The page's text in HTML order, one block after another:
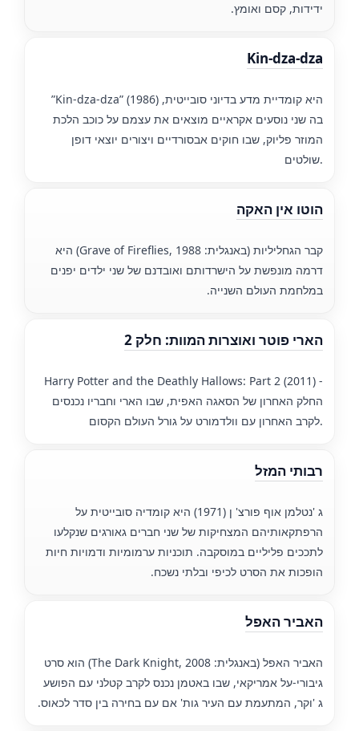
ידידות, קסם ואומץ.
Kin-dza-dza
”Kin-dza-dza” (1986) היא קומדיית מדע בדיוני סובייטית,
בה שני נוסעים אקראיים מוצאים את עצמם על כוכב הלכת
המוזר פליוק, שבו חוקים אבסורדיים ויצורים יוצאי דופן
שולטים.
הוטו אין האקה
קבר הגחליליות (באנגלית: Grave of Fireflies, 1988) היא
דרמה מונפשת על הישרדותם ואובדנם של שני ילדים יפנים
במלחמת העולם השנייה.
הארי פוטר ואוצרות המוות: חלק 2
Harry Potter and the Deathly Hallows: Part 2 (2011) -
החלק האחרון של הסאגה האפית, שבו הארי וחבריו נכנסים
לקרב האחרון עם וולדמורט על גורל העולם הקסום.
רבותי המזל
ג 'נטלמן אוף פורצ' ן (1971) היא קומדיה סובייטית על
הרפתקאותיהם המצחיקות של שני חברים גאורגים שנקלעו
לתככים פליליים במוסקבה. תוכניות ערמומיות ודמויות חיות
הופכות את הסרט לכיפי ובלתי נשכח.
האביר האפל
האביר האפל (באנגלית: The Dark Knight, 2008) הוא סרט
גיבורי-על אמריקאי, שבו באטמן נכנס לקרב קטלני עם הפושע
ג 'וקר, המתעמת עם העיר גות' אם עם בחירה בין סדר לכאוס.